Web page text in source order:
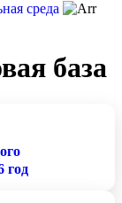
среда
база
год